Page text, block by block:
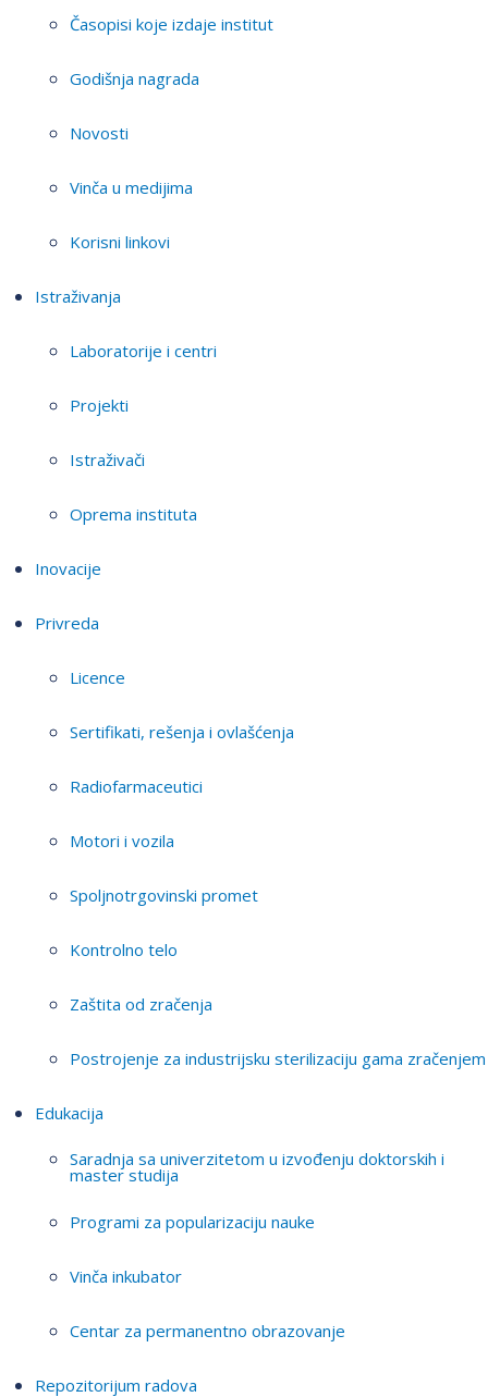
Časopisi koje izdaje institut
Godišnja nagrada
Novosti
Vinča u medijima
Korisni linkovi
Istraživanja
Laboratorije i centri
Projekti
Istraživači
Oprema instituta
Inovacije
Privreda
Licence
Sertifikati, rešenja i ovlašćenja
Radiofarmaceutici
Motori i vozila
Spoljnotrgovinski promet
Kontrolno telo
Zaštita od zračenja
Postrojenje za industrijsku sterilizaciju gama zračenjem
Edukacija
Saradnja sa univerzitetom u izvođenju doktorskih i
master studija
Programi za popularizaciju nauke
Vinča inkubator
Centar za permanentno obrazovanje
Repozitorijum radova